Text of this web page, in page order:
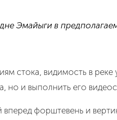
Эмайыги в
стока, видимость в
но и выполнить его
форштевень и